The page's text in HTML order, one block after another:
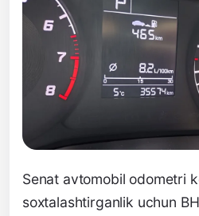
Senat avtomobil odometri
soxtalashtirganlik uchun